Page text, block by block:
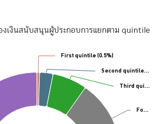
งเงินสนับสนุนผู้ประกอบการแยกตาม quintile
First quintile (0.5%)
First quintile (0.5%)
Second quintile…
Second quintile…
Third qui…
Third qui…
Fo…
Fo…